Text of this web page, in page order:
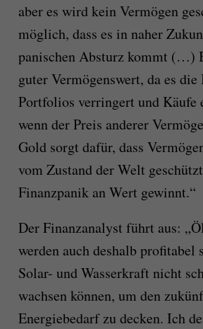
aber es wird kein Vermögen
möglich, dass es in naher
panischen Absturz kommt (…)
guter Vermögenswert, da es
Portfolios verringert und Käufe
wenn der Preis anderer
Gold sorgt dafür, dass
vom Zustand der Welt
Finanzpanik an Wert gewinnt.“
Der Finanzanalyst führt aus:
werden auch deshalb
Solar- und Wasserkraft nicht
wachsen können, um den
Energiebedarf zu decken. Ich